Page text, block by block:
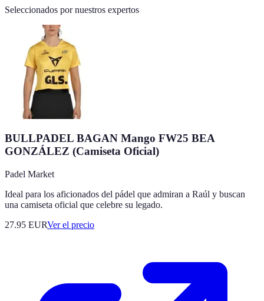
Seleccionados por nuestros expertos
BULLPADEL BAGAN Mango FW25 BEA
GONZÁLEZ (Camiseta Oficial)
Padel Market
Ideal para los aficionados del pádel que admiran a Raúl y buscan
una camiseta oficial que celebre su legado.
27.95 EURVer el precio